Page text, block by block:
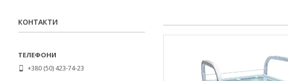
КОНТАКТИ
+380 (50) 423-74-23